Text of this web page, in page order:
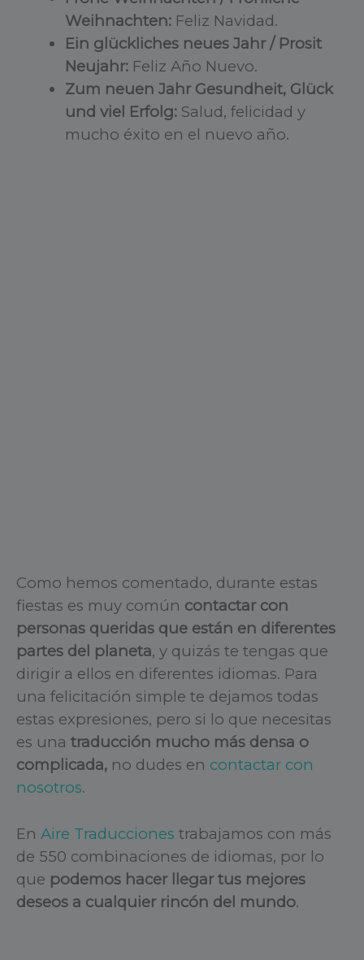
Weihnachten: Feliz Navidad.
Ein glückliches neues Jahr / Prosit
Neujahr: Feliz Año Nuevo.
Zum neuen Jahr Gesundheit, Glück
und viel Erfolg:Salud, felicidad y
mucho éxito en el nuevo año.
Como hemos comentado, durante estas
fiestas es muy común contactar con
personas queridas que están en diferentes
partes del planeta, y quizás te tengas que
dirigir a ellos en diferentes idiomas. Para
una felicitación simple te dejamos todas
estas expresiones, pero si lo que necesitas
es una traducción mucho más densa o
complicada,no dudes en contactar con
nosotros.
En Aire Traducciones trabajamos con más
de 550 combinaciones de idiomas, por lo
que podemos hacer llegar tus mejores
deseos a cualquier rincón del mundo.